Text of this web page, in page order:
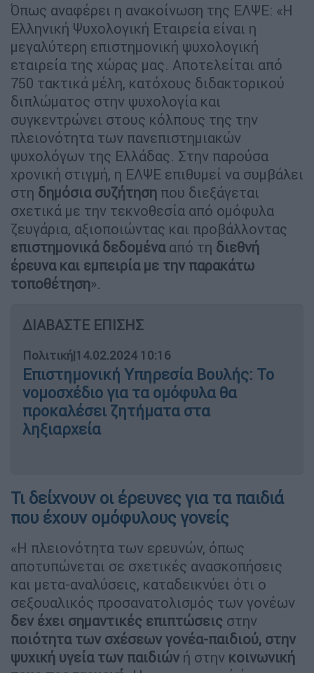
Όπως αναφέρει η ανακοίνωση της ΕΛΨΕ: «Η
Ελληνική Ψυχολογική Εταιρεία είναι η
μεγαλύτερη επιστημονική ψυχολογική
εταιρεία της χώρας μας. Αποτελείται από
750 τακτικά μέλη, κατόχους διδακτορικού
διπλώματος στην ψυχολογία και
συγκεντρώνει στους κόλπους της την
πλειονότητα των πανεπιστημιακών
ψυχολόγων της Ελλάδας. Στην παρούσα
χρονική στιγμή, η ΕΛΨΕ επιθυμεί να συμβάλει
στη δημόσια συζήτηση που διεξάγεται
σχετικά με την τεκνοθεσία από ομόφυλα
ζευγάρια, αξιοποιώντας και προβάλλοντας
επιστημονικά δεδομένααπό τη διεθνή
έρευνα και εμπειρία με την παρακάτω
τοποθέτηση».
ΔΙΑΒΑΣΤΕ ΕΠΙΣΗΣ
Πολιτική|14.02.2024 10:16
Επιστημονική Υπηρεσία Βουλής: Το
νομοσχέδιο για τα ομόφυλα θα
προκαλέσει ζητήματα στα
ληξιαρχεία
Τι δείχνουν οι έρευνες για τα παιδιά
που έχουν ομόφυλους γονείς
«Η πλειονότητα των ερευνών, όπως
αποτυπώνεται σε σχετικές ανασκοπήσεις
και μετα-αναλύσεις, καταδεικνύει ότι ο
σεξουαλικός προσανατολισμός των γονέων
δεν έχει σημαντικές επιπτώσεις στην
ποιότητα των σχέσεων γονέα-παιδιού, στην
ψυχική υγεία των παιδιών ή στην κοινωνική